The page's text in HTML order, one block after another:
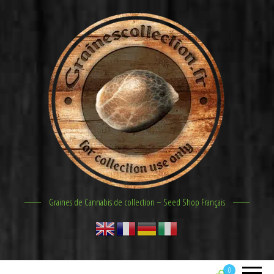
Graines de Cannabis de collection – Seed Shop Français
0